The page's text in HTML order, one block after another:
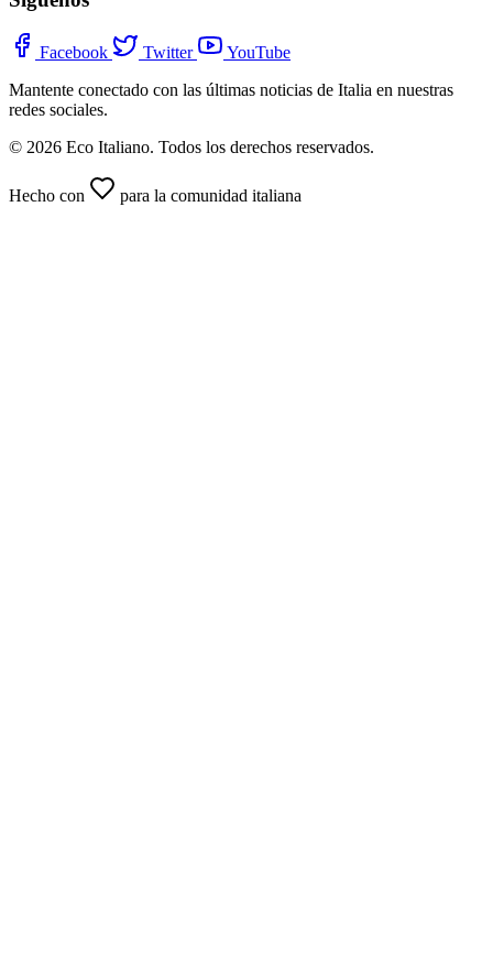
Facebook Twitter
YouTube
Mantente conectado con las últimas noticias de Italia en nuestras
redes sociales.
© 2026 Eco Italiano. Todos los derechos reservados.
Hecho con para la comunidad italiana